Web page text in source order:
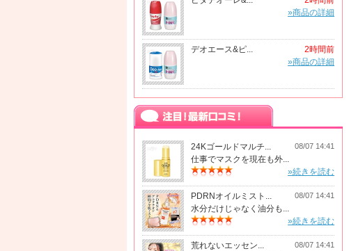
»商品の詳細
デオエース&ピ...
2時間前
»商品の詳細
24Kゴールドマルチ... 08/07 14:41
仕事でマスクを現在も外...
»続きを読む
PDRNオイルミスト... 08/07 14:41
水分だけじゃなく油分も...
»続きを読む
荒れないエッセン... 08/07 14:41